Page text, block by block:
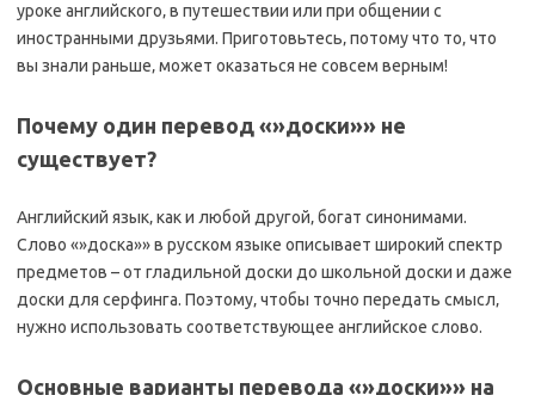
уроке английского‚ в путешествии или при общении с
иностранными друзьями. Приготовьтесь‚ потому что то‚ что
вы знали раньше‚ может оказаться не совсем верным!
Почему один перевод «»доски»» не
существует?
Английский язык‚ как и любой другой‚ богат синонимами.
Слово «»доска»» в русском языке описывает широкий спектр
предметов – от гладильной доски до школьной доски и даже
доски для серфинга. Поэтому‚ чтобы точно передать смысл‚
нужно использовать соответствующее английское слово.
Основные варианты перевода «»доски»» на